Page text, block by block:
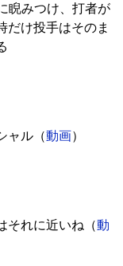
睨みつけ、打者が
だけ投手はそのま
ャル（動画）
それに近いね（動